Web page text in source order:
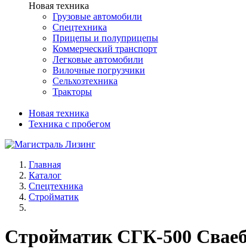
Новая техника
Грузовые автомобили
Спецтехника
Прицепы и полуприцепы
Коммерческий транспорт
Легковые автомобили
Вилочные погрузчики
Сельхозтехника
Тракторы
Новая техника
Техника с пробегом
Главная
Каталог
Спецтехника
Стройматик
Стройматик СГК-500